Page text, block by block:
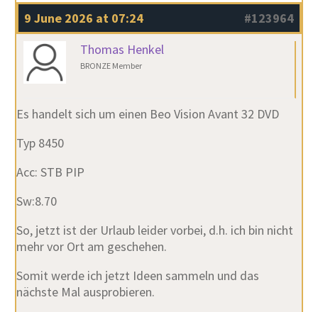
9 June 2026 at 07:24
#123964
Thomas Henkel
BRONZE Member
Es handelt sich um einen Beo Vision Avant 32 DVD
Typ 8450
Acc: STB PIP
Sw:8.70
So, jetzt ist der Urlaub leider vorbei, d.h. ich bin nicht
mehr vor Ort am geschehen.
Somit werde ich jetzt Ideen sammeln und das
nächste Mal ausprobieren.